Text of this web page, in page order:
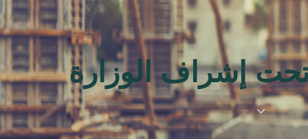
إشراف الوزارة